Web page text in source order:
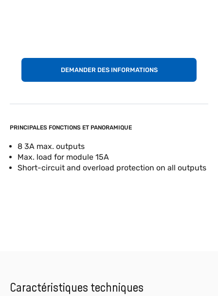
PRINCIPALES FONCTIONS ET PANORAMIQUE
8 3A max. outputs
Max. load for module 15A
Short-circuit and overload protection on all outputs
DEMANDER DES INFORMATIONS
Caractéristiques techniques